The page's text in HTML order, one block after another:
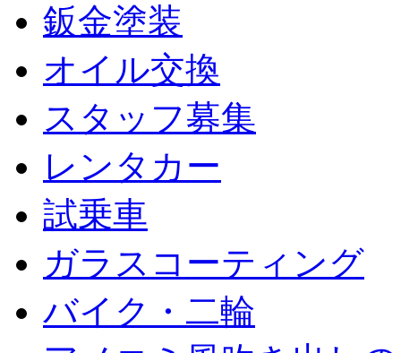
鈑金塗装
オイル交換
スタッフ募集
レンタカー
試乗車
ガラスコーティング
バイク・二輪